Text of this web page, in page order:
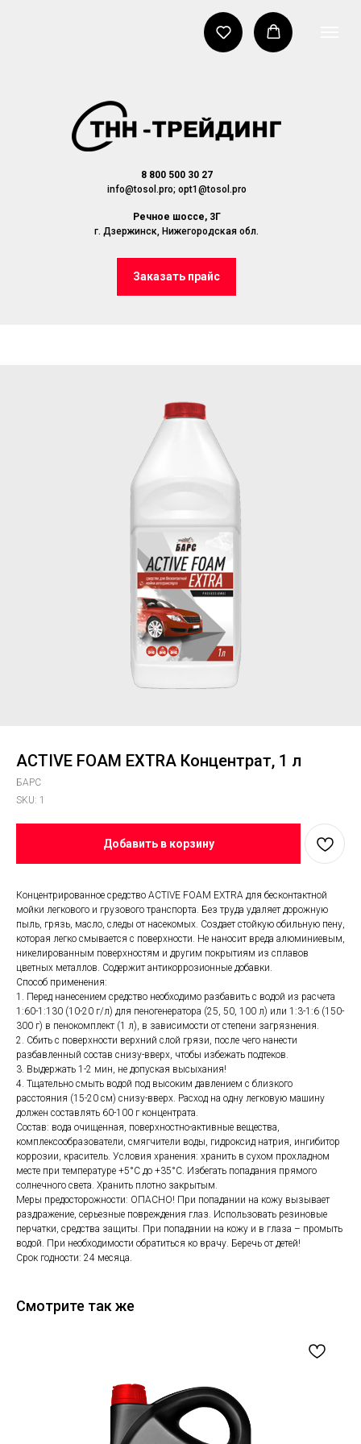
8 800 500 30 27
info@tosol.pro; opt1@tosol.pro
Речное шоссе, 3Г
г. Дзержинск, Нижегородская обл.
Заказать прайс
ACTIVE FOAM EXTRA Концентрат, 1 л
БАРС
SKU: 1
Добавить в корзину
Концентрированное средство ACTIVE FOAM EXTRA для бесконтактной
мойки легкового и грузового транспорта. Без труда удаляет дорожную
пыль, грязь, масло, следы от насекомых. Создает стойкую обильную пену,
которая легко смывается с поверхности. Не наносит вреда алюминиевым,
никелированным поверхностям и другим покрытиям из сплавов
цветных металлов. Содержит антикоррозионные добавки.
Способ применения:
1. Перед нанесением средство необходимо разбавить с водой из расчета
1:60-1:130 (10-20 г/л) для пеногенератора (25, 50, 100 л) или 1:3-1:6 (150-
300 г) в пенокомплект (1 л), в зависимости от степени загрязнения.
2. Сбить с поверхности верхний слой грязи, после чего нанести
разбавленный состав снизу-вверх, чтобы избежать подтеков.
3. Выдержать 1-2 мин, не допуская высыхания!
4. Тщательно смыть водой под высоким давлением с близкого
расстояния (15-20 см) снизу-вверх. Расход на одну легковую машину
должен составлять 60-100 г концентрата.
Состав: вода очищенная, поверхностно-активные вещества,
комплексообразователи, смягчители воды, гидроксид натрия, ингибитор
коррозии, краситель. Условия хранения: хранить в сухом прохладном
месте при температуре +5°С до +35°С. Избегать попадания прямого
солнечного света. Хранить плотно закрытым.
Меры предосторожности: ОПАСНО! При попадании на кожу вызывает
раздражение, серьезные повреждения глаз. Использовать резиновые
перчатки, средства защиты. При попадании на кожу и в глаза – промыть
водой. При необходимости обратиться ко врачу. Беречь от детей!
Срок годности: 24 месяца.
Смотрите так же